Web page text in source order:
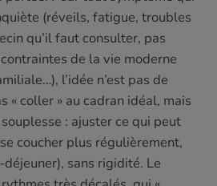
(réveils, fatigue, troubles
qu’il faut consulter, pas
de la vie moderne
l’idée n’est pas de
« coller » au cadran idéal, mais
: ajuster ce qui peut
coucher plus régulièrement,
sans rigidité. Le